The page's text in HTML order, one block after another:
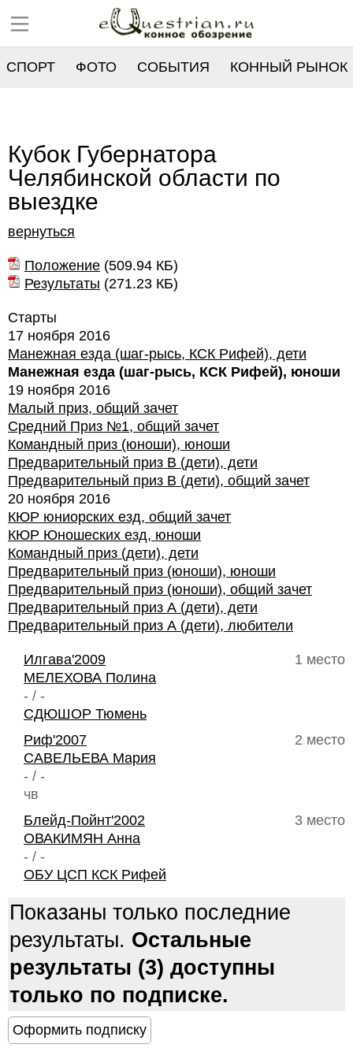
СПОРТ ФОТО СОБЫТИЯ КОННЫЙ РЫНОК
Кубок Губернатора
Челябинской области по
выездке
вернуться
Положение (509.94 КБ)
Результаты (271.23 КБ)
Старты
17 ноября 2016
Манежная езда (шаг-рысь, КСК Рифей), дети
Манежная езда (шаг-рысь, КСК Рифей), юноши
19 ноября 2016
Малый приз, общий зачет
Средний Приз №1, общий зачет
Командный приз (юноши), юноши
Предварительный приз В (дети), дети
Предварительный приз В (дети), общий зачет
20 ноября 2016
КЮР юниорских езд, общий зачет
КЮР Юношеских езд, юноши
Командный приз (дети), дети
Предварительный приз (юноши), юноши
Предварительный приз (юноши), общий зачет
Предварительный приз А (дети), дети
Предварительный приз А (дети), любители
1 место
Илгава'2009
МЕЛЕХОВА Полина
- / -
СДЮШОР Тюмень
2 место
Риф'2007
САВЕЛЬЕВА Мария
- / -
чв
3 место
Блейд-Пойнт'2002
ОВАКИМЯН Анна
- / -
ОБУ ЦСП КСК Рифей
Показаны только последние
результаты. Остальные
результаты (3) доступны
только по подписке.